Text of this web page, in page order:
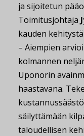
ja sijoitetun
Toimitusjohtaja
kauden kehitystä:
– Aiempien
kolmannen
Uponorin
haastavana.
säilyttämään
taloudellisen